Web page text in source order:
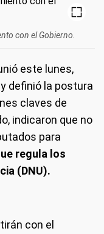
con el Gobierno.
este lunes,
y definió la postura
claves de
indicaron que no
para
regula los
(DNU).
con el